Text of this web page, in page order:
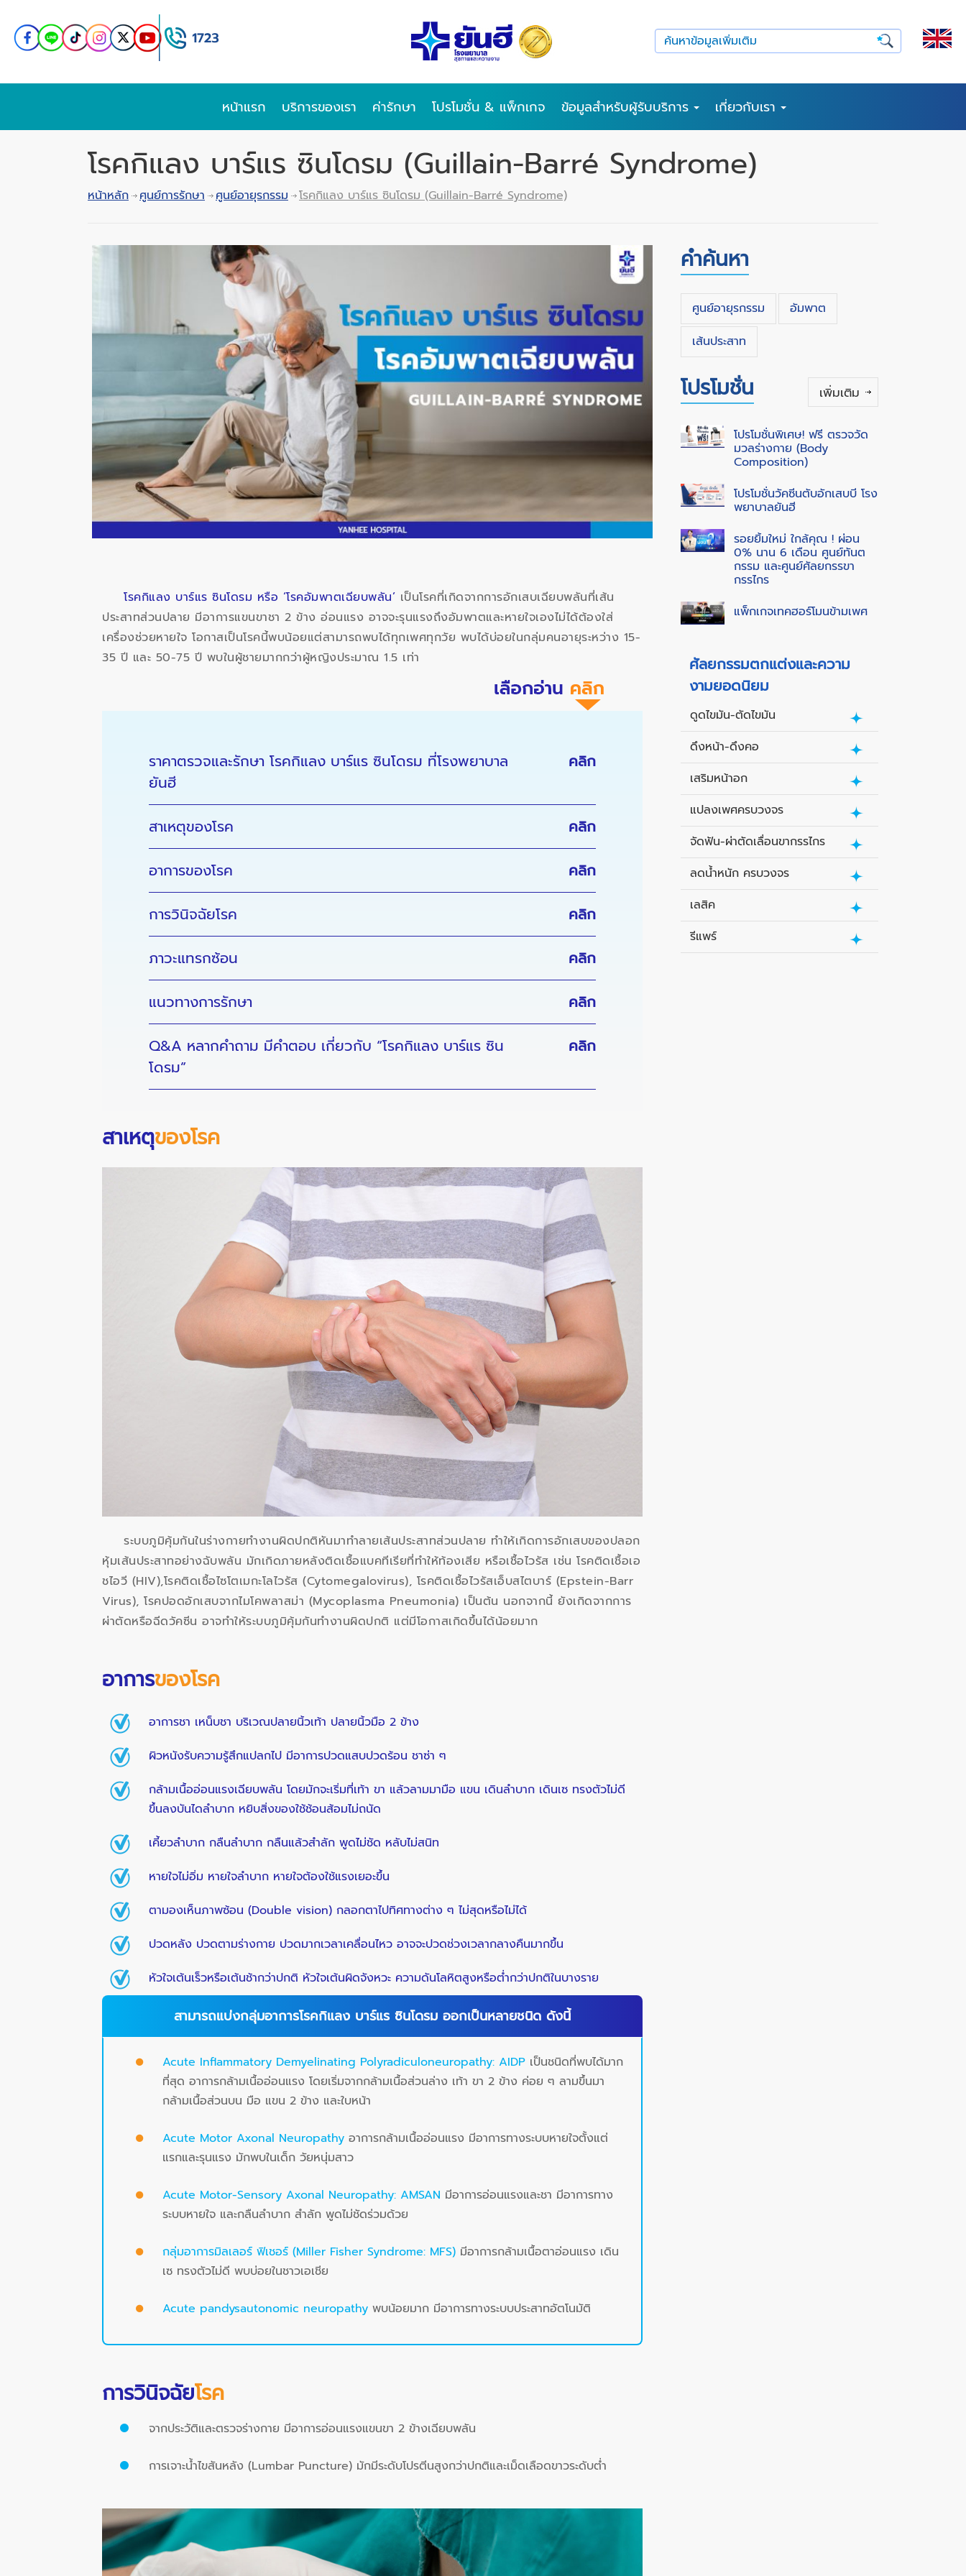
หน้าแรก บริการของเรา ค่ารักษา โปรโมชั่น & แพ็กเกจ ข้อมูลสำหรับผู้รับบริการ เกี่ยวกับเรา
โรคกิแลง บาร์แร ซินโดรม (Guillain-Barré Syndrome)
หน้าหลัก ศูนย์การรักษา ศูนย์อายุรกรรม โรคกิแลง บาร์แร ซินโดรม (Guillain-Barré Syndrome)
โรคกิแลง บาร์แร ซินโดรม หรือ ‘โรคอัมพาตเฉียบพลัน’ เป็นโรคที่เกิดจากการอักเสบเฉียบพลันที่เส้น
ประสาทส่วนปลาย มีอาการแขนขาชา 2 ข้าง อ่อนแรง อาจจะรุนแรงถึงอัมพาตและหายใจเองไม่ได้ต้องใส่
เครื่องช่วยหายใจ โอกาสเป็นโรคนี้พบน้อยแต่สามารถพบได้ทุกเพศทุกวัย พบได้บ่อยในกลุ่มคนอายุระหว่าง 15-
35 ปี และ 50-75 ปี พบในผู้ชายมากกว่าผู้หญิงประมาณ 1.5 เท่า
ราคาตรวจและรักษา โรคกิแลง บาร์แร ซินโดรม ที่โรงพยาบาล
ยันฮี
คลิก
สาเหตุของโรค คลิก
อาการของโรค คลิก
การวินิจฉัยโรค คลิก
ภาวะแทรกซ้อน คลิก
แนวทางการรักษา คลิก
Q&A หลากคำถาม มีคำตอบ เกี่ยวกับ “โรคกิแลง บาร์แร ซิน
โดรม”
คลิก
สาเหตุของโรค
ระบบภูมิคุ้มกันในร่างกายทำงานผิดปกติหันมาทำลายเส้นประสาทส่วนปลาย ทำให้เกิดการอักเสบของปลอก
หุ้มเส้นประสาทอย่างฉับพลัน มักเกิดภายหลังติดเชื้อแบคทีเรียที่ทำให้ท้องเสีย หรือเชื้อไวรัส เช่น โรคติดเชื้อเอ
ชไอวี (HIV),โรคติดเชื้อไซโตเมกะโลไวรัส (Cytomegalovirus), โรคติดเชื้อไวรัสเอ็บสไตบาร์ (Epstein-Barr
Virus), โรคปอดอักเสบจากไมโคพลาสม่า (Mycoplasma Pneumonia) เป็นต้น นอกจากนี้ ยังเกิดจากการ
ผ่าตัดหรือฉีดวัคซีน อาจทำให้ระบบภูมิคุ้มกันทำงานผิดปกติ แต่มีโอกาสเกิดขึ้นได้น้อยมาก
อาการของโรค
อาการชา เหน็บชา บริเวณปลายนิ้วเท้า ปลายนิ้วมือ 2 ข้าง
ผิวหนังรับความรู้สึกแปลกไป มีอาการปวดแสบปวดร้อน ชาซ่า ๆ
กล้ามเนื้ออ่อนแรงเฉียบพลัน โดยมักจะเริ่มที่เท้า ขา แล้วลามมามือ แขน เดินลำบาก เดินเซ ทรงตัวไม่ดี
ขึ้นลงบันไดลำบาก หยิบสิ่งของใช้ช้อนส้อมไม่ถนัด
เคี้ยวลำบาก กลืนลำบาก กลืนแล้วสำลัก พูดไม่ชัด หลับไม่สนิท
หายใจไม่อิ่ม หายใจลำบาก หายใจต้องใช้แรงเยอะขึ้น
ตามองเห็นภาพซ้อน (Double vision) กลอกตาไปทิศทางต่าง ๆ ไม่สุดหรือไม่ได้
ปวดหลัง ปวดตามร่างกาย ปวดมากเวลาเคลื่อนไหว อาจจะปวดช่วงเวลากลางคืนมากขึ้น
หัวใจเต้นเร็วหรือเต้นช้ากว่าปกติ หัวใจเต้นผิดจังหวะ ความดันโลหิตสูงหรือต่ำกว่าปกติในบางราย
สามารถแบ่งกลุ่มอาการโรคกิแลง บาร์แร ซินโดรม ออกเป็นหลายชนิด ดังนี้
Acute Inflammatory Demyelinating Polyradiculoneuropathy: AIDPเป็นชนิดที่พบได้มาก
ที่สุด อาการกล้ามเนื้ออ่อนแรง โดยเริ่มจากกล้ามเนื้อส่วนล่าง เท้า ขา 2 ข้าง ค่อย ๆ ลามขึ้นมา
กล้ามเนื้อส่วนบน มือ แขน 2 ข้าง และใบหน้า
Acute Motor Axonal Neuropathyอาการกล้ามเนื้ออ่อนแรง มีอาการทางระบบหายใจตั้งแต่
แรกและรุนแรง มักพบในเด็ก วัยหนุ่มสาว
Acute Motor-Sensory Axonal Neuropathy: AMSAN มีอาการอ่อนแรงและชา มีอาการทาง
ระบบหายใจ และกลืนลำบาก สำลัก พูดไม่ชัดร่วมด้วย
กลุ่มอาการมิลเลอร์ ฟิเชอร์ (Miller Fisher Syndrome: MFS)มีอาการกล้ามเนื้อตาอ่อนแรง เดิน
เซ ทรงตัวไม่ดี พบบ่อยในชาวเอเชีย
Acute pandysautonomic neuropathyพบน้อยมาก มีอาการทางระบบประสาทอัตโนมัติ
การวินิจฉัยโรค
จากประวัติและตรวจร่างกาย มีอาการอ่อนแรงแขนขา 2 ข้างเฉียบพลัน
การเจาะน้ำไขสันหลัง (Lumbar Puncture) มักมีระดับโปรตีนสูงกว่าปกติและเม็ดเลือดขาวระดับต่ำ
คำค้นหา
ศูนย์อายุรกรรม
อัมพาต
เส้นประสาท
โปรโมชั่น เพิ่มเติม
โปรโมชั่นพิเศษ! ฟรี ตรวจวัด
มวลร่างกาย (Body
Composition)
โปรโมชั่นวัคซีนตับอักเสบบี โรง
พยาบาลยันฮี
รอยยิ้มใหม่ ใกล้คุณ ! ผ่อน
0% นาน 6 เดือน ศูนย์ทันต
กรรม และศูนย์ศัลยกรรขา
กรรไกร
แพ็กเกจเทคฮอร์โมนข้ามเพศ
ศัลยกรรมตกแต่งและความ
งามยอดนิยม
ดูดไขมัน-ตัดไขมัน
ดึงหน้า-ดึงคอ
เสริมหน้าอก
แปลงเพศครบวงจร
จัดฟัน-ผ่าตัดเลื่อนขากรรไกร
ลดน้ำหนัก ครบวงจร
เลสิค
รีแพร์